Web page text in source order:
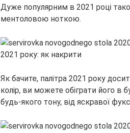
Дуже популярним в 2021 році
ментоловою ноткою.
Як бачите, палітра 2021 року
колір, ви можете обіграти його в
будь-якого тону, від яскравої